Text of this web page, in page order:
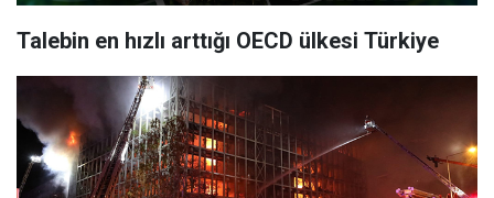
Talebin en hızlı arttığı OECD ülkesi Türkiye